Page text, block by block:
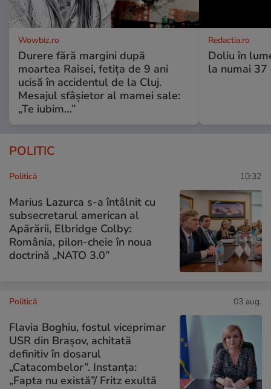
Wowbiz.ro
Durere fără margini după
moartea Raisei, fetița de 9 ani
ucisă în accidentul de la Cluj.
Mesajul sfâșietor al mamei sale:
„Te iubim…”
Redactia.ro
Doliu în
la numai 37
POLITIC
Politică 10:32
Marius Lazurca s-a întâlnit cu
subsecretarul american al
Apărării, Elbridge Colby:
România, pilon-cheie în noua
doctrină „NATO 3.0”
Politică 03 aug.
Flavia Boghiu, fostul viceprimar
USR din Brașov, achitată
definitiv în dosarul
„Catacombelor”. Instanța:
„Fapta nu există”/ Fritz exultă